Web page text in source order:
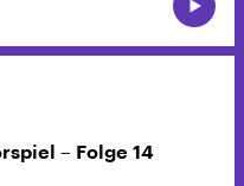
– Folge 14